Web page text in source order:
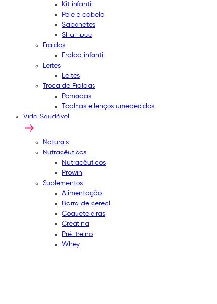
Kit infantil
Pele e cabelo
Sabonetes
Shampoo
Fraldas
Fralda infantil
Leites
Leites
Troca de Fraldas
Pomadas
Toalhas e lenços umedecidos
Vida Saudável
Naturais
Nutracêuticos
Nutracêuticos
Prowin
Suplementos
Alimentação
Barra de cereal
Coqueteleiras
Creatina
Pré-treino
Whey